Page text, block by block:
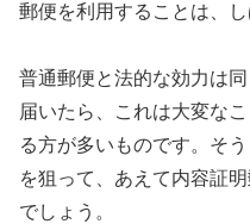
郵便を利用することは、し
普通郵便と法的な効力は
届いたら、これは大変な
る方が多いものです。そ
を狙って、あえて内容証
でしょう。